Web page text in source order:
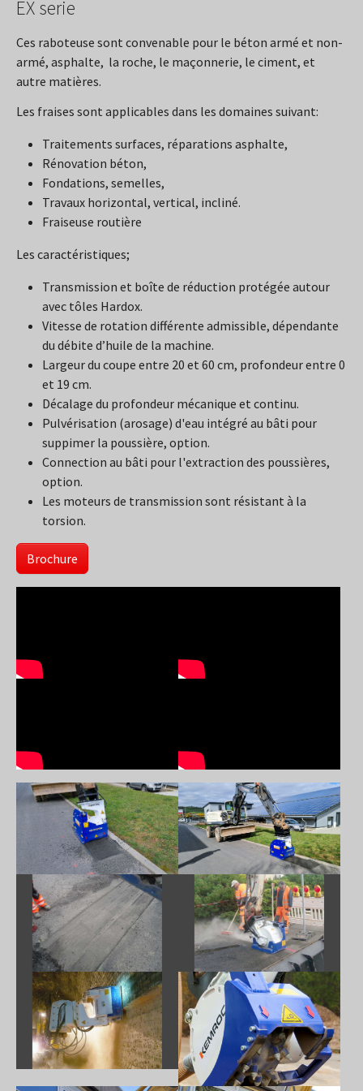
EX serie
Ces raboteuse sont convenable pour le béton armé et non-
armé, asphalte, la roche, le maçonnerie, le ciment, et
autre matières.
Les fraises sont applicables dans les domaines suivant:
Traitements surfaces, réparations asphalte,
Rénovation béton,
Fondations, semelles,
Travaux horizontal, vertical, incliné.
Fraiseuse routière
Les caractéristiques;
Transmission et boîte de réduction protégée autour
avec tôles Hardox.
Vitesse de rotation différente admissible, dépendante
du débite d’huile de la machine.
Largeur du coupe entre 20 et 60 cm, profondeur entre 0
et 19 cm.
Décalage du profondeur mécanique et continu.
Pulvérisation (arosage) d'eau intégré au bâti pour
suppimer la poussière, option.
Connection au bâti pour l'extraction des poussières,
option.
Les moteurs de transmission sont résistant à la
torsion.
Brochure
Show larger version Show larger version
Show larger version Show larger version
Show larger version Show larger version